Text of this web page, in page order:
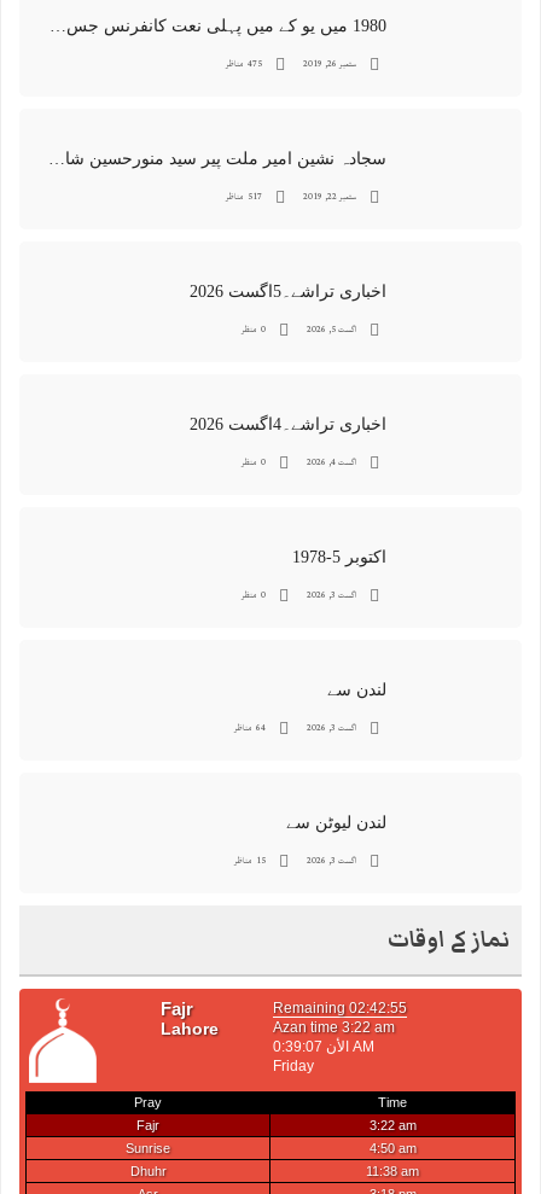
ستمبر 26, 2019 475 مناظر
ستمبر 22, 2019 517 مناظر
اخباری تراشے۔5اگست 2026
اگست 5, 2026 0 منظر
اخباری تراشے۔4اگست 2026
اگست 4, 2026 0 منظر
اکتوبر 5-1978
اگست 3, 2026 0 منظر
لندن سے
اگست 3, 2026 64 مناظر
لندن لیوٹن سے
اگست 3, 2026 15 مناظر
نماز کے اوقات